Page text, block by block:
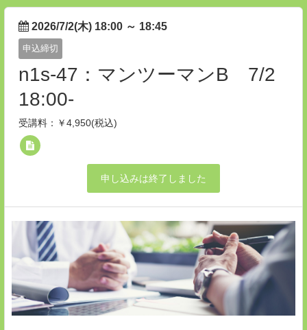
2026/7/2(木) 18:00 ～ 18:45
申込締切
n1s-47：マンツーマンB 7/2
18:00-
受講料：￥4,950(税込)
申し込みは終了しました